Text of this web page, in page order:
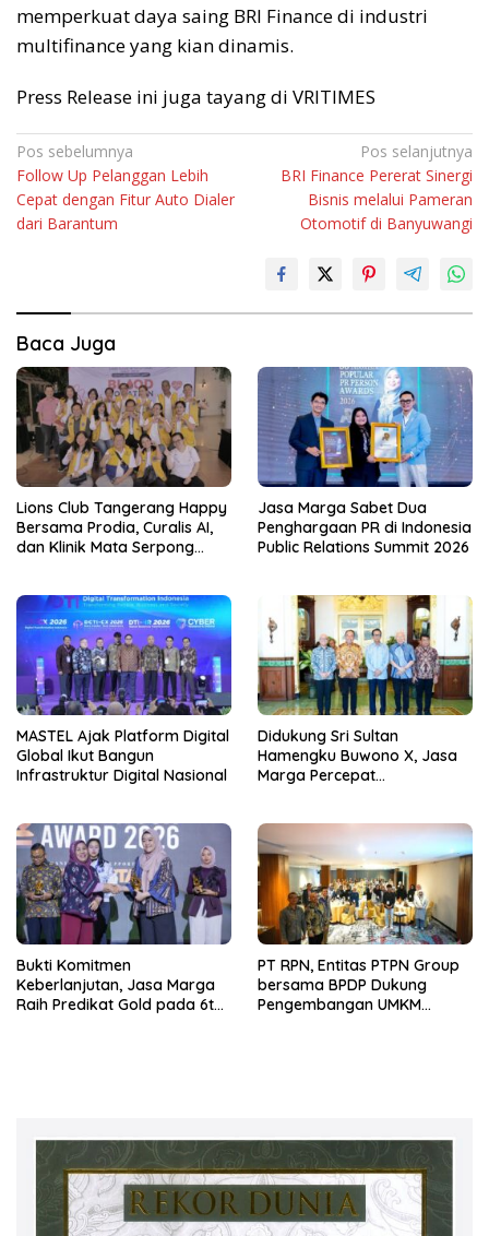
memperkuat daya saing BRI Finance di industri
multifinance yang kian dinamis.
Press Release ini juga tayang di VRITIMES
Navigasi
pos
Pos sebelumnya
Follow Up Pelanggan Lebih
Cepat dengan Fitur Auto Dialer
dari Barantum
Pos selanjutnya
BRI Finance Pererat Sinergi
Bisnis melalui Pameran
Otomotif di Banyuwangi
Baca Juga
Lions Club Tangerang Happy
Bersama Prodia, Curalis AI,
dan Klinik Mata Serpong
Bakti Sosial Kesehatan
Jasa Marga Sabet Dua
Penghargaan PR di Indonesia
Public Relations Summit 2026
MASTEL Ajak Platform Digital
Global Ikut Bangun
Infrastruktur Digital Nasional
Didukung Sri Sultan
Hamengku Buwono X, Jasa
Marga Percepat
untuk Dukung Konektivitas
DIY
Bukti Komitmen
Keberlanjutan, Jasa Marga
Raih Predikat Gold pada 6th
PT RPN, Entitas PTPN Group
bersama BPDP Dukung
Pengembangan UMKM